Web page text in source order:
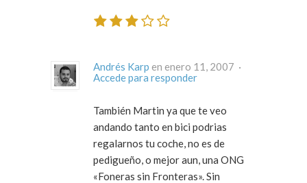
Andrés Karp
en enero 11, 2007 ·
Accede para responder
También Martin ya que te veo
andando tanto en bici podrias
regalarnos tu coche, no es de
pedigueño, o mejor aun, una ONG
«Foneras sin Fronteras». Sin